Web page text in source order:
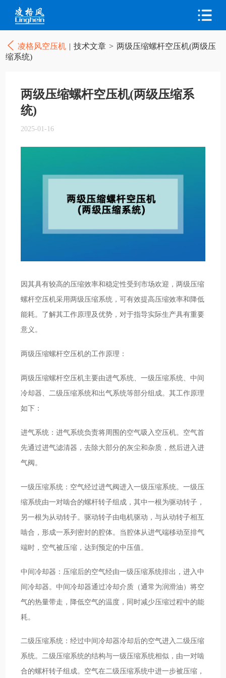
凌格风空压机 | 技术文章 > 两级压缩螺杆空压机(两级压
缩系统)
两级压缩螺杆空压机(两级压缩系
统)
2025-01-16
因其具有较高的压缩效率和稳定性受到市场欢迎，两级压缩
螺杆空压机采用两级压缩系统，可有效提高压缩效率和降低
能耗。了解其工作原理及优势，对于指导实际生产具有重要
意义。
两级压缩螺杆空压机的工作原理：
两级压缩螺杆空压机主要由进气系统、一级压缩系统、中间
冷却器、二级压缩系统和出气系统等部分组成。其工作原理
如下：
进气系统：进气系统负责将周围的空气吸入空压机。空气首
先通过进气滤清器，去除大部分的灰尘和杂质，然后进入进
气阀。
一级压缩系统：空气经过进气阀进入一级压缩系统。一级压
缩系统由一对啮合的螺杆转子组成，其中一根为驱动转子，
另一根为从动转子。驱动转子由电机驱动，与从动转子相互
啮合，形成一系列密封的腔体。当腔体从进气端移动至排气
端时，空气被压缩，达到预定的中压值。
中间冷却器：压缩后的空气经由一级压缩系统排出，进入中
间冷却器。中间冷却器通过冷却介质（通常为润滑油）将空
气的热量带走，降低空气的温度，同时减少压缩过程中的能
耗。
二级压缩系统：经过中间冷却器冷却后的空气进入二级压缩
系统。二级压缩系统的结构与一级压缩系统相似，由一对啮
合的螺杆转子组成。空气在二级压缩系统中进一步被压缩，